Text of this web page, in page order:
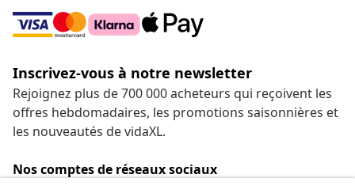
Inscrivez-vous à notre newsletter
Rejoignez plus de 700 000 acheteurs qui reçoivent les
offres hebdomadaires, les promotions saisonnières et
les nouveautés de vidaXL.
Nos comptes de réseaux sociaux